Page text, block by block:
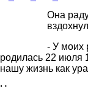
Она
- У моих
родилась 22 июля
нашу жизнь как